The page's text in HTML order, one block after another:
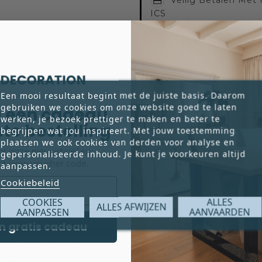
ICS
Reviews
van bewaring in Orléans, nadat Geert Jan Jansen door de
in de kunsthandel: Geert Jan Jansen neemt de lezer mee langs
Jorn, tekeningen van David Hockney en zeefdrukken van Andy
wegens vervalsing van kunstwerken, vijf jaar lang aan de
bezig gehouden met het organiseren van tentoonstellingen
Een mooi resultaat begint met de juiste basis. Daarom
gebruiken we cookies om onze website goed te laten
werken, je bezoek prettiger te maken en beter te
begrijpen wat jou inspireert. Met jouw toestemming
plaatsen we ook cookies van derden voor analyse en
gepersonaliseerde inhoud. Je kunt je voorkeuren altijd
aanpassen.
Cookiebeleid
COOKIES
AANPASSEN ALLES AFWIJZEN ALLES
AANVAARDEN
cadeau
bestelling
onze nieuwsbrief en
jouw voucher code.
gratis cadeau